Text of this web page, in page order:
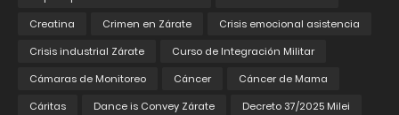
Creatina
Crimen en Zárate
Crisis emocional asistencia
Crisis industrial Zárate
Curso de Integración Militar
Cámaras de Monitoreo
Cáncer
Cáncer de Mama
Cáritas
Dance is Convey Zárate
Decreto 37/2025 Milei